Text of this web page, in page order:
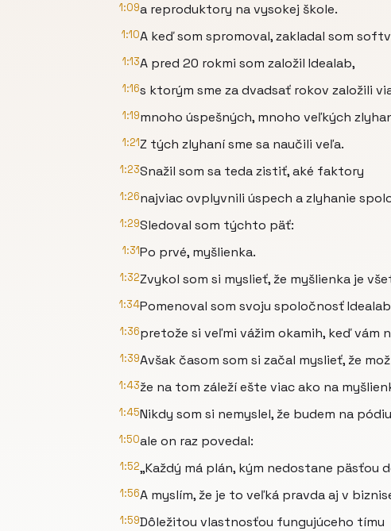
1:09a reproduktory na vysokej škole.
1:10A keď som spromoval, zakladal som
1:13A pred 20 rokmi som založil Idealab,
1:16s ktorým sme za dvadsať rokov založili
1:19mnoho úspešných, mnoho veľkých
1:21Z tých zlyhaní sme sa naučili veľa.
1:23Snažil som sa teda zistiť, aké faktory
1:26najviac ovplyvnili úspech a zlyhanie
1:29Sledoval som týchto päť:
1:31Po prvé, myšlienka.
1:32Zvykol som si myslieť, že myšlienka je
1:34Pomenoval som svoju spoločnosť
1:36pretože si veľmi vážim okamih, keď vám
1:39Avšak časom som si začal myslieť, že
1:43že na tom záleží ešte viac ako na
1:45Nikdy som si nemyslel, že budem na
1:50ale on raz povedal:
1:52„Každý má plán, kým nedostane päsťou
1:56A myslím, že je to veľká pravda aj v
1:59Dôležitou vlastnosťou fungujúceho tímu